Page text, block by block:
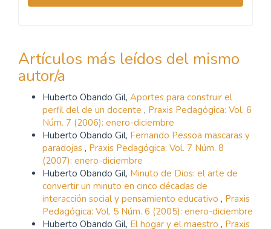
Artículos más leídos del mismo
autor/a
Huberto Obando Gil, Aportes para construir el
perfil del de un docente , Praxis Pedagógica: Vol. 6
Núm. 7 (2006): enero-diciembre
Huberto Obando Gil, Fernando Pessoa mascaras y
paradojas , Praxis Pedagógica: Vol. 7 Núm. 8
(2007): enero-diciembre
Huberto Obando Gil, Minuto de Dios: el arte de
convertir un minuto en cinco décadas de
interacción social y pensamiento educativo , Praxis
Pedagógica: Vol. 5 Núm. 6 (2005): enero-diciembre
Huberto Obando Gil, El hogar y el maestro , Praxis